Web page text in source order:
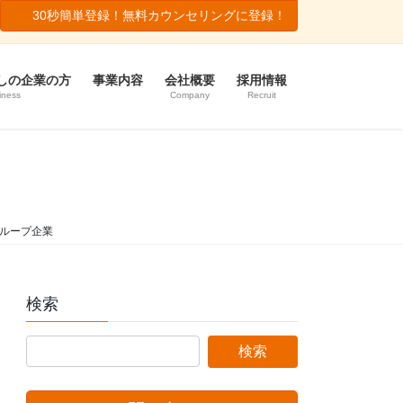
30秒簡単登録！無料カウンセリングに登録！
の企業の方 事業内容 会社概要
Company
採用情報
Recruit
ープ企業
検索